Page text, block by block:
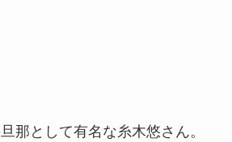
那として有名な糸木悠さん。